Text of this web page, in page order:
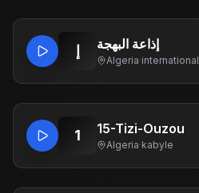
إذاعة البهجة
Algeria·international
1 15-Tizi-Ouzou
Algeria·kabyle